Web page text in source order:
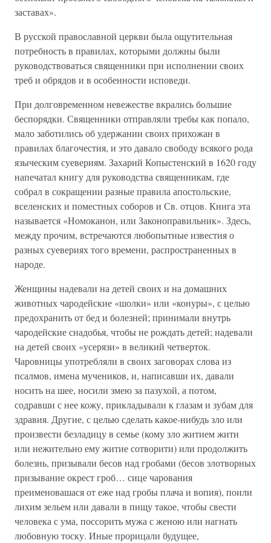
заставах».
В русской православной церкви была ощутительная
потребность в правилах, которыми должны были
руководствоваться священники при исполнении своих
треб и обрядов и в особенности исповеди.
При долговременном невежестве вкрались большие
беспорядки. Священники отправляли требы как попало,
мало заботились об удержании своих прихожан в
правилах благочестия, и это давало свободу всякого рода
языческим суевериям. Захарий Копыстенский в 1620 году
напечатал книгу для руководства священникам, где
собрал в сокращении разные правила апостольские,
вселенских и поместных соборов и Св. отцов. Книга эта
называется «Номоканон, или Законоправильник». Здесь,
между прочим, встречаются любопытные известия о
разных суевериях того времени, распространенных в
народе.
Женщины надевали на детей своих и на домашних
животных чародейские «шолки» или «конуры», с целью
предохранить от бед и болезней; принимали внутрь
чародейские снадобья, чтобы не рождать детей; надевали
на детей своих «усерязи» в великий четверток.
Чаровницы употребляли в своих заговорах слова из
псалмов, имена мучеников, и, написавши их, давали
носить на шее, носили змею за пазухой, а потом,
содравши с нее кожу, прикладывали к глазам и зубам для
здравия. Другие, с целью сделать какое-нибудь зло или
произвести безладицу в семье (кому зло житием жити
или нежительно ему житие сотворити) или продолжить
болезнь, призывали бесов над гробами (бесов злотворных
призывание окрест гроб… сице чарования
преименовашася от еже над гробы плача и вопия), поили
лихим зельем или давали в пищу такое, чтобы свести
человека с ума, поссорить мужа с женою или нагнать
любовную тоску. Иные прорицали будущее,